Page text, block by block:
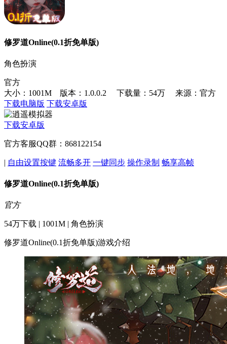
修罗道Online(0.1折免单版)
角色扮演
官方
大小：1001M 版本：1.0.0.2
下载量：54万
来源：官方
下载电脑版 下载安卓版
下载安卓版
官方客服QQ群：868122154
| 自由设置按键 流畅多开 一键同步 操作录制 畅享高帧
修罗道Online(0.1折免单版)
官方
54万下载 | 1001M | 角色扮演
修罗道Online(0.1折免单版)游戏介绍